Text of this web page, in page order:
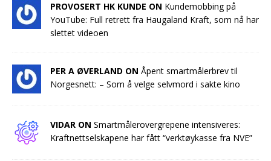
PROVOSERT HK KUNDE ON Kundemobbing på
YouTube: Full retrett fra Haugaland Kraft, som nå har
slettet videoen
PER A ØVERLAND ON Åpent smartmålerbrev til
Norgesnett: – Som å velge selvmord i sakte kino
VIDAR ON Smartmålerovergrepene intensiveres:
Kraftnettselskapene har fått “verktøykasse fra NVE”